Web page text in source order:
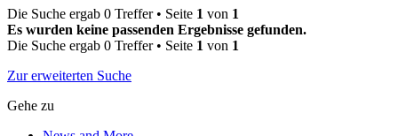
Die Suche ergab 0 Treffer • Seite 1 von 1
Es wurden keine passenden Ergebnisse gefunden.
Die Suche ergab 0 Treffer • Seite 1 von 1
Zur erweiterten Suche
Gehe zu